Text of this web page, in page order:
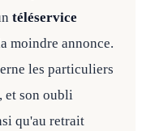
téléservice
moindre annonce.
les particuliers
et son oubli
qu'au retrait